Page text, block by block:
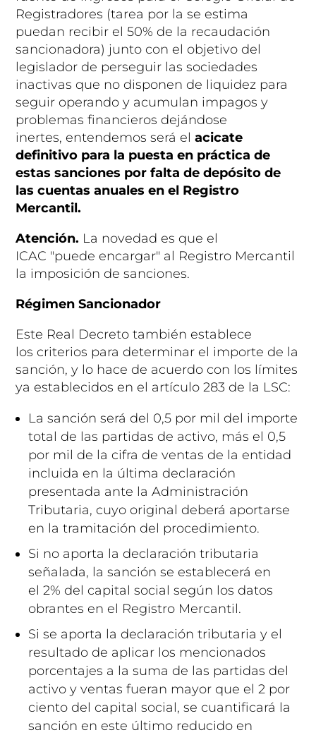
Registradores (tarea por la se estima
puedan recibir el 50% de la recaudación
sancionadora) junto con el objetivo del
legislador de perseguir las sociedades
inactivas que no disponen de liquidez para
seguir operando y acumulan impagos y
problemas financieros dejándose
inertes, entendemos será elacicate
definitivo para la puesta en práctica de
estas sanciones por falta de depósito de
las cuentas anuales en el Registro
Mercantil.
Atención. La novedad es que el
ICAC "puede encargar" al Registro Mercantil
la imposición de sanciones.
Régimen Sancionador
Este Real Decreto también establece
los criterios para determinar el importe de la
sanción, y lo hace de acuerdo con los límites
ya establecidos en el artículo 283 de la LSC:
La sanción será del 0,5 por mil del importe
total de las partidas de activo, más el 0,5
por mil de la cifra de ventas de la entidad
incluida en la última declaración
presentada ante la Administración
Tributaria, cuyo original deberá aportarse
en la tramitación del procedimiento.
Si no aporta la declaración tributaria
señalada, la sanción se establecerá en
el 2% del capital social según los datos
obrantes en el Registro Mercantil.
Si se aporta la declaración tributaria y el
resultado de aplicar los mencionados
porcentajes a la suma de las partidas del
activo y ventas fueran mayor que el 2 por
ciento del capital social, se cuantificará la
sanción en este último reducido en